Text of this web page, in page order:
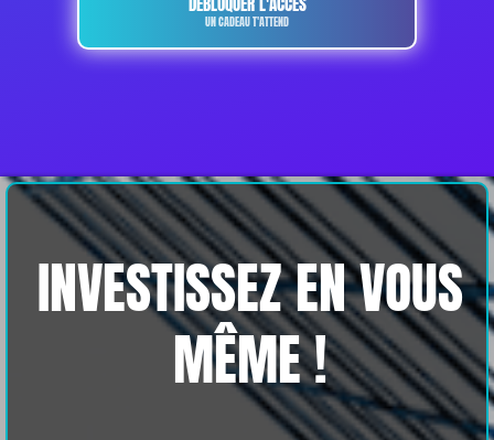
UN CADEAU T'ATTEND
INVESTISSEZ EN VOUS
MÊME !